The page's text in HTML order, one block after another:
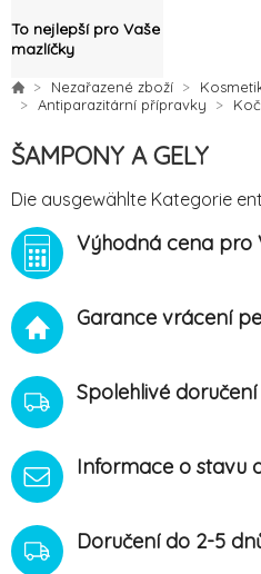
To nejlepší pro Vaše
mazlíčky
Nezařazené zboží
Antiparazitární přípravky
ŠAMPONY A GELY
Die ausgewählte Kategorie
Výhodná cena pro
Garance vrácení
Spolehlivé doručení
Informace o stavu
Doručení do 2-5